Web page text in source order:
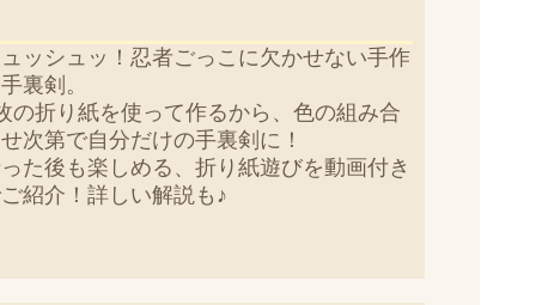
ッシュッ！忍者ごっこに欠かせない手作
裏剣。
の折り紙を使って作るから、色の組み合
次第で自分だけの手裏剣に！
た後も楽しめる、折り紙遊びを動画付き
紹介！詳しい解説も♪